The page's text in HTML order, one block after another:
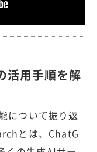
活用手順を解
について振り返
とは、ChatG